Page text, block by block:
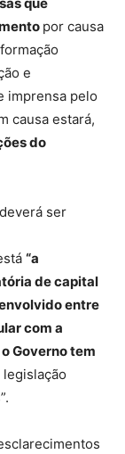
que
por causa
e
imprensa pelo
causa estará,
do
ser
“a
de capital
entre
com a
Governo tem